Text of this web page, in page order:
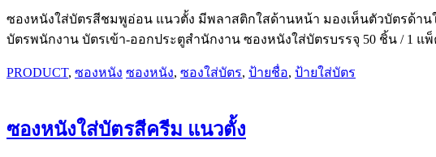
ซองหนังใส่บัตรสีชมพูอ่อน แนวตั้ง มีพลาสติกใสด้านหน้า มองเห็นตัวบัตรด้า
บัตรพนักงาน บัตรเข้า-ออกประตูสำนักงาน ซองหนังใส่บัตรบรรจุ 50 ชิ้น / 1 แพ็
PRODUCT, ซองหนัง ซองหนัง, ซองใส่บัตร, ป้ายชื่อ, ป้ายใส่บัตร
ซองหนังใส่บัตรสีครีม แนวตั้ง